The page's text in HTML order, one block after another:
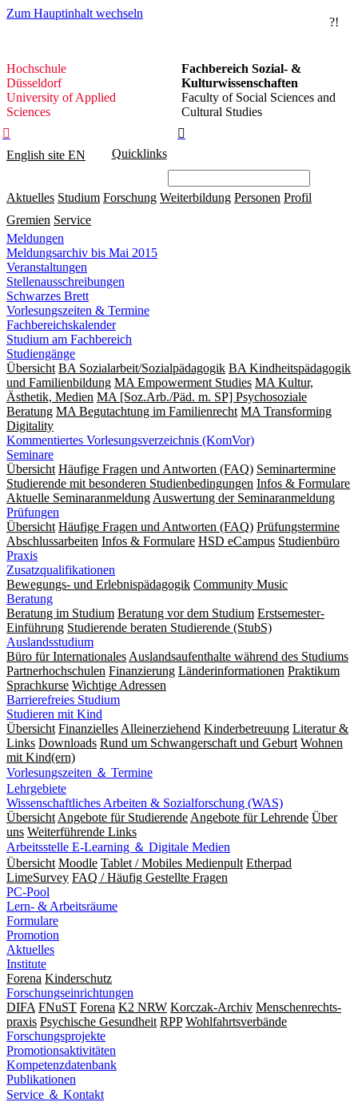
Zum Hauptinhalt wechseln
?!
Hochschule
Düsseldorf
Hochschule
Düsseldorf
University of Applied
Sciences
Fachbereich Sozial- &
Kulturwissenschaften
Faculty of Social Sciences and
Cultural Studies


English site EN Quicklinks
Aktuelles Studium Forschung Weiterbildung Personen Profil
Gremien Service
Meldungen
Meldungsarchiv bis Mai 2015
Veranstaltungen
Stellenausschreibungen
Schwarzes Brett
Vorlesungszeiten & Termine
Fachbereichskalender
Studium am Fachbereich
Studiengänge
Übersicht BA Sozialarbeit/Sozialpädagogik BA Kindheitspädagogik
und Familienbildung MA Empowerment Studies MA Kultur,
Ästhetik, Medien MA [Soz.Arb./Päd. m. SP] Psychosoziale
Beratung MA Begut­ach­tung im Fami­lien­recht MA Transforming
Digitality
Kommentiertes Vorlesungsverzeichnis (KomVor)
Seminare
Übersicht Häufige Fragen und Antworten (FAQ) Seminartermine
Studierende mit besonderen Studienbedingungen Infos & Formulare
Aktuelle Seminaranmeldung Auswertung der Seminaranmeldung
Prüfungen
Übersicht Häufige Fragen und Antworten (FAQ) Prüfungstermine
Abschlussarbeiten Infos & Formulare HSD eCampus Studienbüro
Praxis
Zusatzqualifikationen
Bewegungs- und Erlebnispädagogik Community Music
Beratung
Beratung im Studium Beratung vor dem Studium Erstsemester-
Einführung Studierende beraten Studierende (StubS)
Auslandsstudium
Büro für Internationales Auslandsaufenthalte während des Studiums
Partnerhochschulen Finanzierung Länderinformationen Praktikum
Sprachkurse Wichtige Adressen
Barrierefreies Studium
Studieren mit Kind
Übersicht Finanzielles Alleinerziehend Kinderbetreuung Literatur &
Links Downloads Rund um Schwangerschaft und Geburt Wohnen
mit Kind(ern)
Vorlesungszeiten ＆ Termine
Lehrgebiete
Wissenschaftliches Arbeiten & Sozialforschung (WAS)
Übersicht Angebote für Studierende Angebote für Lehrende Über
uns Weiterführende Links
Arbeitsstelle E-Learning ＆ Digitale Medien
Übersicht Moodle Tablet / Mobiles Medienpult Etherpad
LimeSurvey FAQ / Häufig Gestellte Fragen
PC-Pool
Lern- & Arbeitsräume
Formulare
Promotion
Aktuelles
Institute
Forena Kinderschutz
Forschungseinrichtungen
DIFA FNuST Forena K2 NRW Korczak-Archiv Men­schen­rechts­
praxis Psy­chische Gesund­heit RPP Wohlfahrts­verbände
Forschungsprojekte
Promotionsaktivitäten
Kompetenzdatenbank
Publikationen
Service ＆ Kontakt